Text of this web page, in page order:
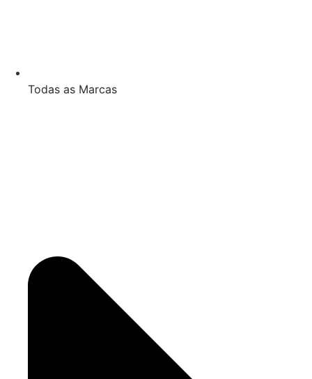
Todas as Marcas